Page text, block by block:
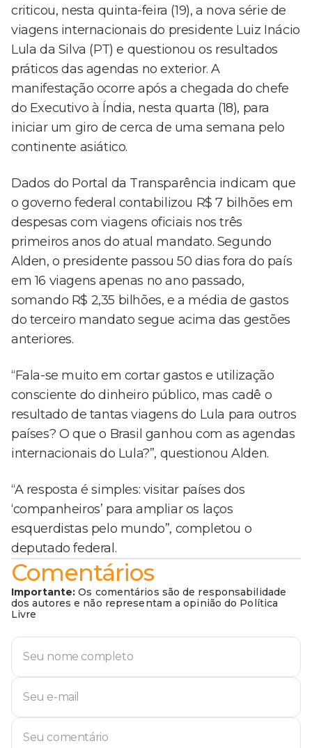
criticou, nesta quinta-feira (19), a nova série de
viagens internacionais do presidente Luiz Inácio
Lula da Silva (PT) e questionou os resultados
práticos das agendas no exterior. A
manifestação ocorre após a chegada do chefe
do Executivo à Índia, nesta quarta (18), para
iniciar um giro de cerca de uma semana pelo
continente asiático.
Dados do Portal da Transparência indicam que
o governo federal contabilizou R$ 7 bilhões em
despesas com viagens oficiais nos três
primeiros anos do atual mandato. Segundo
Alden, o presidente passou 50 dias fora do país
em 16 viagens apenas no ano passado,
somando R$ 2,35 bilhões, e a média de gastos
do terceiro mandato segue acima das gestões
anteriores.
“Fala-se muito em cortar gastos e utilização
consciente do dinheiro público, mas cadê o
resultado de tantas viagens do Lula para outros
países? O que o Brasil ganhou com as agendas
internacionais do Lula?”, questionou Alden.
“A resposta é simples: visitar países dos
‘companheiros’ para ampliar os laços
esquerdistas pelo mundo”, completou o
deputado federal.
Comentários
Importante: Os comentários são de responsabilidade
dos autores e não representam a opinião do Política
Livre